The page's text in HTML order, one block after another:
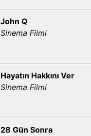
John Q
Sinema Filmi
Hayatın Hakkını Ver
Sinema Filmi
28 Gün Sonra